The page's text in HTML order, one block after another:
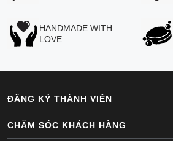
HANDMADE WITH
LOVE
ĐĂNG KÝ THÀNH VIÊN
CHĂM SÓC KHÁCH HÀNG